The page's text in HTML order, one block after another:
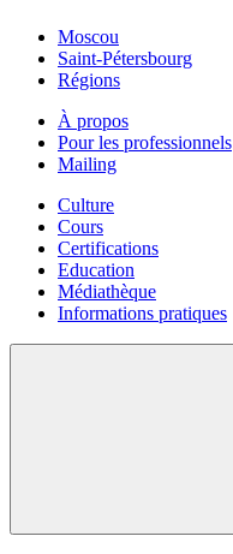
Moscou
Saint-Pétersbourg
Régions
À propos
Pour les professionnels
Mailing
Culture
Cours
Certifications
Education
Médiathèque
Informations pratiques